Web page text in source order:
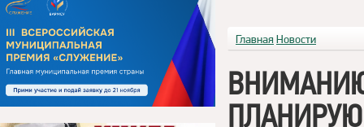
Главная Новости